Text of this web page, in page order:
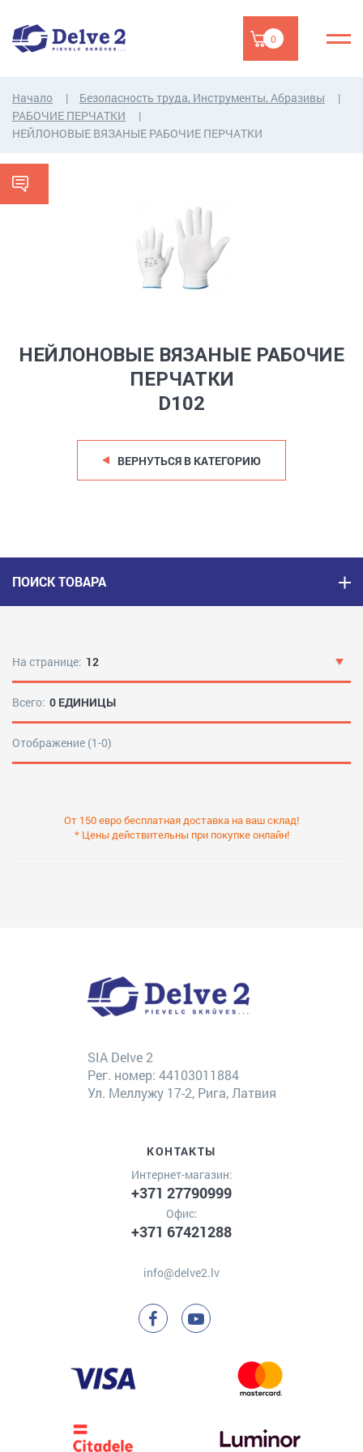
0
Начало
Безопасность труда, Инструменты, Абразивы
РАБОЧИЕ ПЕРЧАТКИ
НЕЙЛОНОВЫЕ ВЯЗАНЫЕ РАБОЧИЕ ПЕРЧАТКИ
НЕЙЛОНОВЫЕ ВЯЗАНЫЕ РАБОЧИЕ
ПЕРЧАТКИ
D102
ВЕРНУТЬСЯ В КАТЕГОРИЮ
ПОИСК ТОВАРА
На странице: 12
Всего: 0 ЕДИНИЦЫ
Отображение (1-0)
От 150 евро бесплатная доставка на ваш склад!
* Цены действительны при покупке онлайн!
SIA Delve 2
Рег. номер: 44103011884
Ул. Меллужу 17-2, Рига, Латвия
КОНТАКТЫ
Интернет-магазин:
+371 27790999
Офис:
+371 67421288
info@delve2.lv